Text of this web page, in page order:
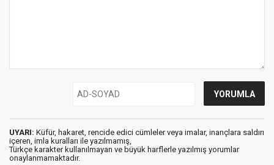
UYARI: Küfür, hakaret, rencide edici cümleler veya imalar, inançlara saldırı
içeren, imla kuralları ile yazılmamış,
Türkçe karakter kullanılmayan ve büyük harflerle yazılmış yorumlar
onaylanmamaktadır.